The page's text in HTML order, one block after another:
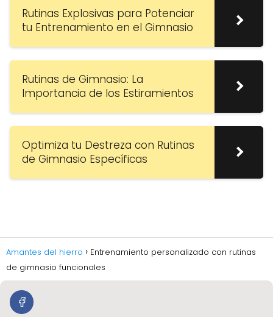
Rutinas Explosivas para Potenciar
tu Entrenamiento en el Gimnasio
Rutinas de Gimnasio: La
Importancia de los Estiramientos
Optimiza tu Destreza con Rutinas
de Gimnasio Específicas
Amantes del hierro
Entrenamiento personalizado con rutinas
de gimnasio funcionales